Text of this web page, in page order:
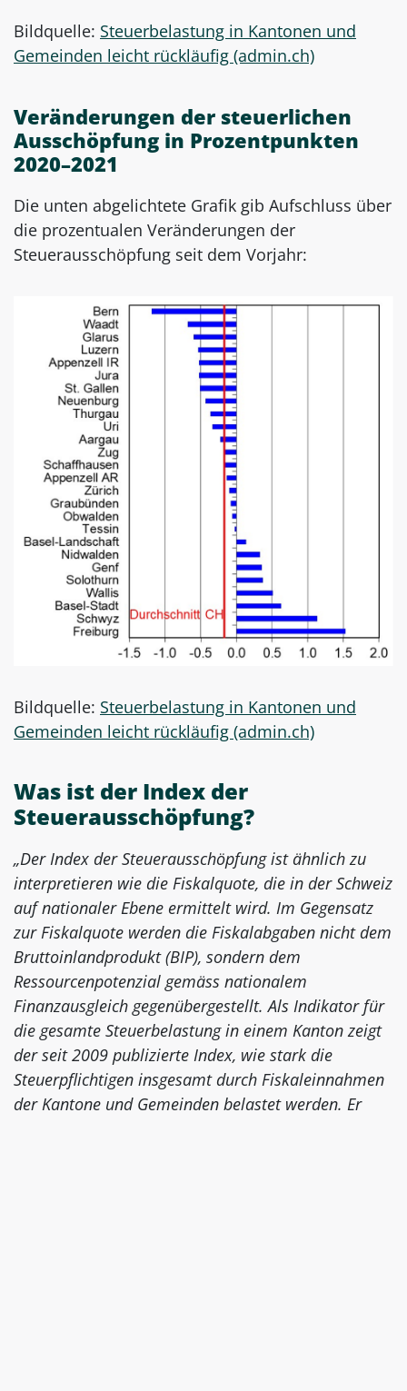
Bildquelle: Steuerbelastung in Kantonen und
Gemeinden leicht rückläufig (admin.ch)
Veränderungen der steuerlichen
Ausschöpfung in Prozentpunkten
2020–2021
Die unten abgelichtete Grafik gib Aufschluss über
die prozentualen Veränderungen der
Steuerausschöpfung seit dem Vorjahr:
Bildquelle: Steuerbelastung in Kantonen und
Gemeinden leicht rückläufig (admin.ch)
Was ist der Index der
Steuerausschöpfung?
„Der Index der Steuerausschöpfung ist ähnlich zu
interpretieren wie die Fiskalquote, die in der Schweiz
auf nationaler Ebene ermittelt wird. Im Gegensatz
zur Fiskalquote werden die Fiskalabgaben nicht dem
Bruttoinlandprodukt (BIP), sondern dem
Ressourcenpotenzial gemäss nationalem
Finanzausgleich gegenübergestellt. Als Indikator für
die gesamte Steuerbelastung in einem Kanton zeigt
der seit 2009 publizierte Index, wie stark die
Steuerpflichtigen insgesamt durch Fiskaleinnahmen
der Kantone und Gemeinden belastet werden. Er